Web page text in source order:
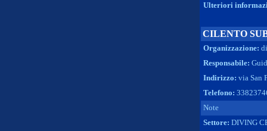
Ulteriori
CILENTO
Organizzazione:
Responsabile:
Indirizzo: via San
Telefono:
Note
Settore: DIVING